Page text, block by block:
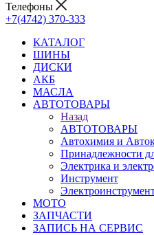
Телефоны
+7(4742) 370-333
КАТАЛОГ
ШИНЫ
ДИСКИ
АКБ
МАСЛА
АВТОТОВАРЫ
Назад
АВТОТОВАРЫ
Автохимия и
Принадлежности
Электрика и
Инструмент
МОТО
ЗАПЧАСТИ
ЗАПИСЬ НА СЕРВИС